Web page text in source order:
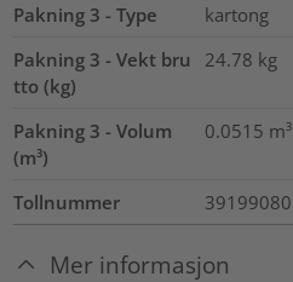
Pakning 3 - Type
kartong
Pakning 3 - Vekt bru
tto (kg)
24.78 kg
Pakning 3 - Volum
(m³)
0.0515 m³
Tollnummer 39199080
Mer informasjon